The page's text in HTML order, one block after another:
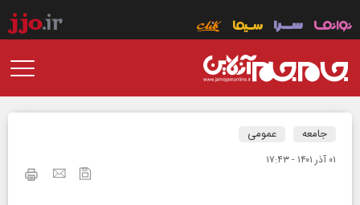
جامعه عمومی
۰۱ آذر ۱۴۰۱ - ۱۷:۴۳